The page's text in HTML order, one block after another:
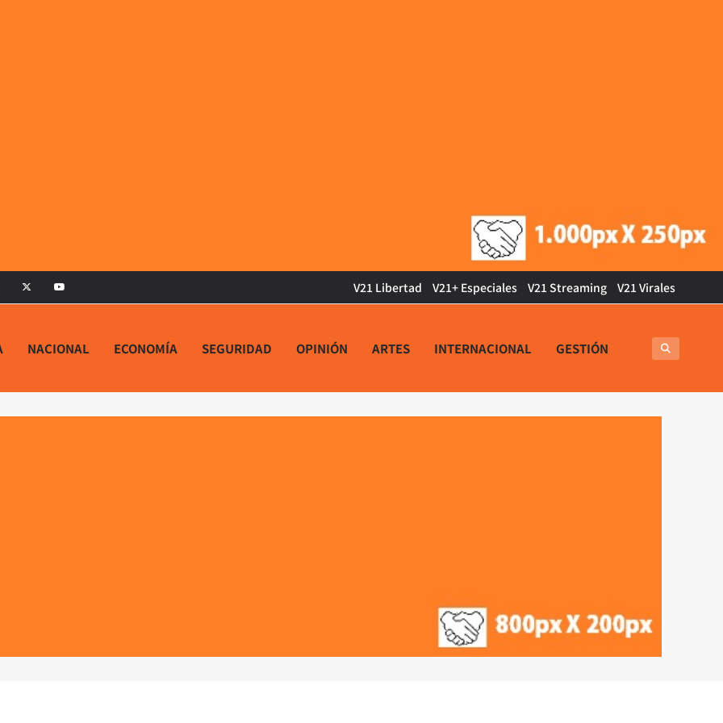
V21 Libertad V21+ Especiales V21 Streaming V21 Virales
NACIONAL ECONOMÍA SEGURIDAD OPINIÓN ARTES INTERNACIONAL GESTIÓN